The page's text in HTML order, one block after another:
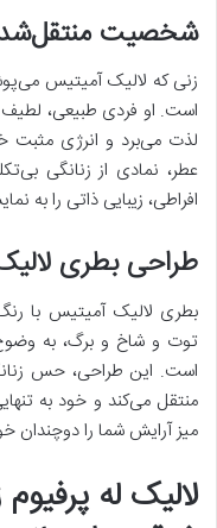
شخصیت
زنی که لالیک آمیتیس
است. او فردی طبیعی،
لذت می‌برد و انرژی مثبت
عطر، نمادی از زنانگی
افراطی، زیبایی ذاتی را به
طراحی بطری
بطری لالیک آمیتیس با
توت و شاخ و برگ، به
است. این طراحی، حس
منتقل می‌کند و خود به
میز آرایش شما را دوچندان
لالیک له